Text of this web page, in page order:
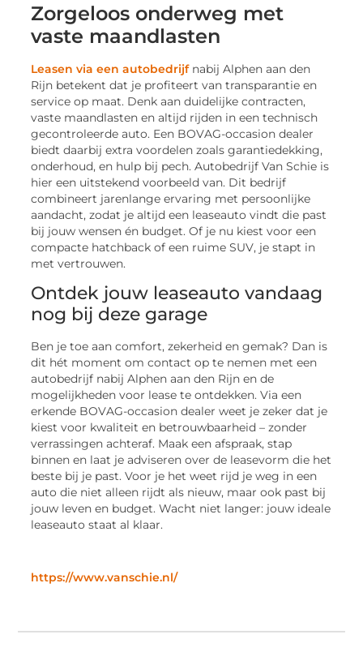
Zorgeloos onderweg met
vaste maandlasten
Leasen via een autobedrijfnabij Alphen aan den
Rijn betekent dat je profiteert van transparantie en
service op maat. Denk aan duidelijke contracten,
vaste maandlasten en altijd rijden in een technisch
gecontroleerde auto. Een BOVAG-occasion dealer
biedt daarbij extra voordelen zoals garantiedekking,
onderhoud, en hulp bij pech. Autobedrijf Van Schie is
hier een uitstekend voorbeeld van. Dit bedrijf
combineert jarenlange ervaring met persoonlijke
aandacht, zodat je altijd een leaseauto vindt die past
bij jouw wensen én budget. Of je nu kiest voor een
compacte hatchback of een ruime SUV, je stapt in
met vertrouwen.
Ontdek jouw leaseauto vandaag
nog bij deze garage
Ben je toe aan comfort, zekerheid en gemak? Dan is
dit hét moment om contact op te nemen met een
autobedrijf nabij Alphen aan den Rijn en de
mogelijkheden voor lease te ontdekken. Via een
erkende BOVAG-occasion dealer weet je zeker dat je
kiest voor kwaliteit en betrouwbaarheid – zonder
verrassingen achteraf. Maak een afspraak, stap
binnen en laat je adviseren over de leasevorm die het
beste bij je past. Voor je het weet rijd je weg in een
auto die niet alleen rijdt als nieuw, maar ook past bij
jouw leven en budget. Wacht niet langer: jouw ideale
leaseauto staat al klaar.
https://www.vanschie.nl/